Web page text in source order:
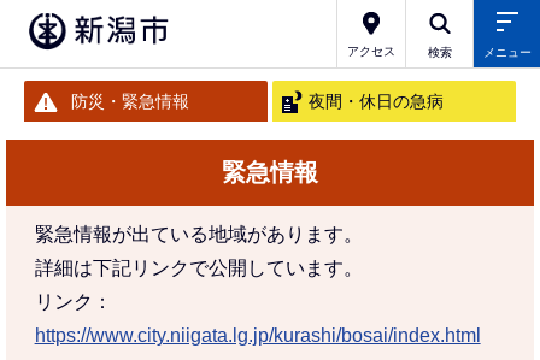
アクセス 検索 メニュー
防災・緊急情報 夜間・休日の急病
緊急情報
緊急情報が出ている地域があります。
詳細は下記リンクで公開しています。
リンク：
https://www.city.niigata.lg.jp/kurashi/bosai/index.html